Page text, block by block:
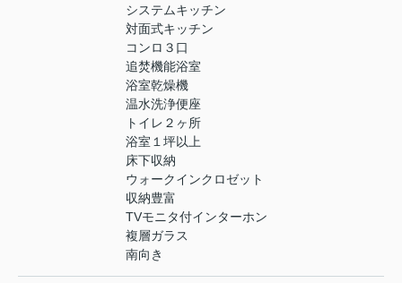
システムキッチン
対面式キッチン
コンロ３口
追焚機能浴室
浴室乾燥機
温水洗浄便座
トイレ２ヶ所
浴室１坪以上
床下収納
ウォークインクロゼット
収納豊富
TVモニタ付インターホン
複層ガラス
南向き